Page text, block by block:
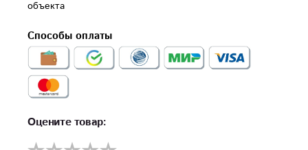
Способы оплаты
Оцените товар: